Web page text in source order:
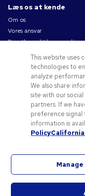
Læs os at kende
Om os
Vores ansvar
Privatlivspolitik og
Brugsvilkår
Salgsbetingelser
Karriere i Pens.com
Tilbud og ressourcer
Reklameartikler
Rabatkoder og -kuponer
Logoideer
©2026National Pen Company.
varemærker tilhørende
This website uses
technologies to
analyze
We also share
site with our
partners. If we
preference signal
information is
Policy